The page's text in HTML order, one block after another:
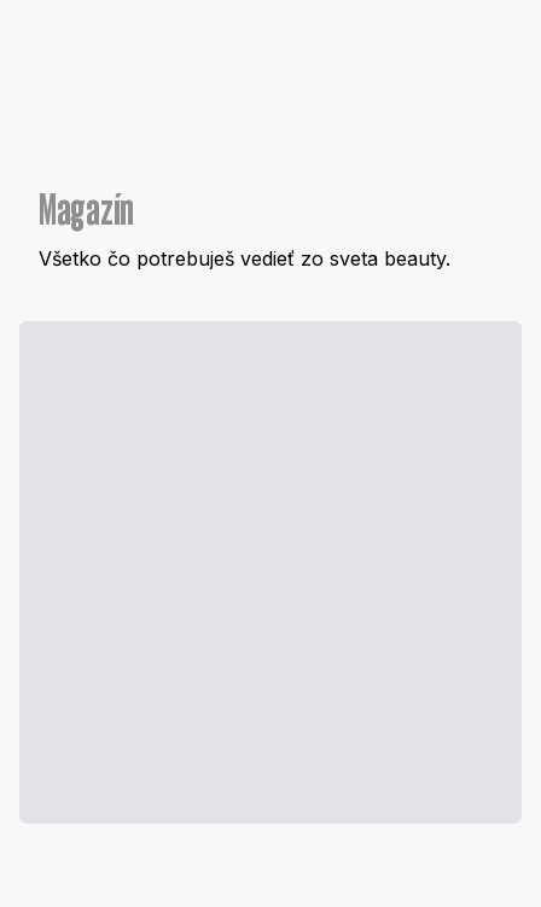
Magazín
Všetko čo potrebuješ vedieť zo sveta beauty.